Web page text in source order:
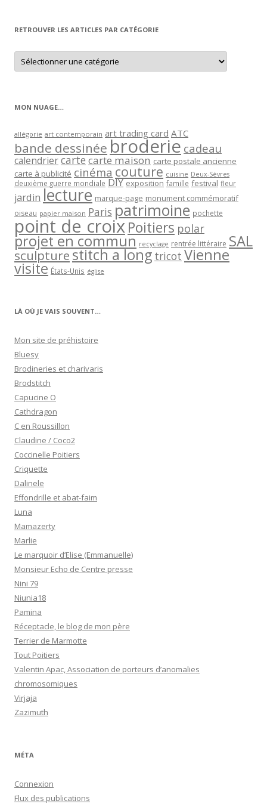
RETROUVER LES ARTICLES PAR CATÉGORIE
Retrouver
les
articles
MON NUAGE…
allégorie art contemporain art trading card ATC
bande dessinée broderie cadeau
calendriercartecarte maison carte postale ancienne
carte à publicité cinéma couture cuisine Deux-Sèvres
deuxième guerre mondiale DIY exposition famille festival fleur
jardin lecture marque-page monument commémoratif
oiseau papier maison Paris patrimoine pochette
point de croixPoitiers polar
projet en commun recyclage rentrée littéraire SAL
sculpturestitch a long tricot Vienne
visite États-Unis église
LÀ OÙ JE VAIS SOUVENT…
Mon site de préhistoire
Bluesy
Brodineries et charivaris
Brodstitch
Capucine O
Cathdragon
C en Roussillon
Claudine / Coco2
Coccinelle Poitiers
Criquette
Dalinele
Effondrille et abat-faim
Luna
Mamazerty
Marlie
Le marquoir d’Elise (Emmanuelle)
Monsieur Echo de Centre presse
Nini 79
Niunia18
Pamina
Réceptacle, le blog de mon père
Terrier de Marmotte
Tout Poitiers
Valentin Apac, Association de porteurs d’anomalies
chromosomiques
Virjaja
Zazimuth
MÉTA
Connexion
Flux des publications